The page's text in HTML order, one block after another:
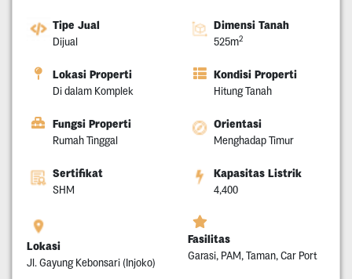
Tipe Jual
Dijual
Dimensi Tanah
525m2
Lokasi Properti
Di dalam Komplek
Kondisi Properti
Hitung Tanah
Fungsi Properti
Rumah Tinggal
Orientasi
Menghadap Timur
Sertifikat
SHM
Kapasitas Listrik
4,400
Lokasi
Jl. Gayung Kebonsari (Injoko)
Fasilitas
Garasi, PAM, Taman, Car Port